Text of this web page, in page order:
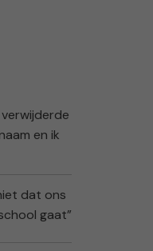
en ik
dat ons
gaat”